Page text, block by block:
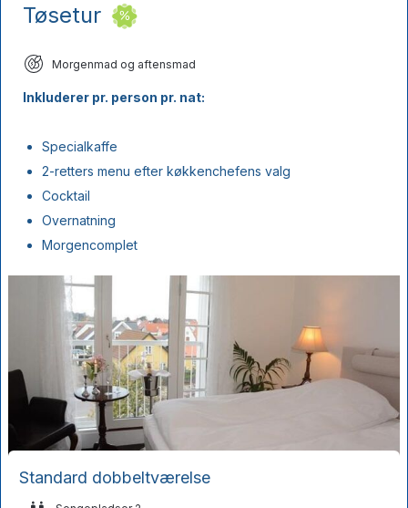
Tøsetur
Morgenmad og aftensmad
Inkluderer pr. person pr. nat:
Specialkaffe
2-retters menu efter køkkenchefens valg
Cocktail
Overnatning
Morgencomplet
Standard dobbeltværelse